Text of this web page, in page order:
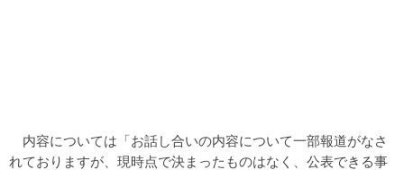
内容については「お話し合いの内容について一部報道がなさ
れておりますが、現時点で決まったものはなく、公表できる事